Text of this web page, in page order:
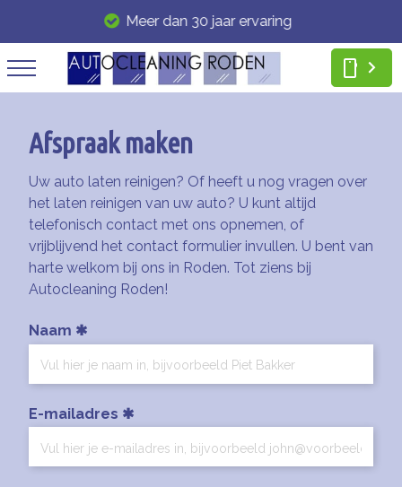
smartphone
Meer dan 30 jaar ervaring
Afspraak maken
Uw auto laten reinigen? Of heeft u nog vragen over
het laten reinigen van uw auto? U kunt altijd
telefonisch contact met ons opnemen, of
vrijblijvend het contact formulier invullen. U bent van
harte welkom bij ons in Roden. Tot ziens bij
Autocleaning Roden!
Naam
E-mailadres